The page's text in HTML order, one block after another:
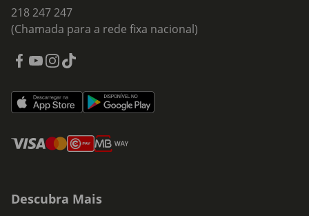
218 247 247
(Chamada para a rede fixa nacional)
Descubra Mais